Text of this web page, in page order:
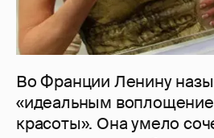
Во Франции Ленину
«идеальным
красоты». Она умело